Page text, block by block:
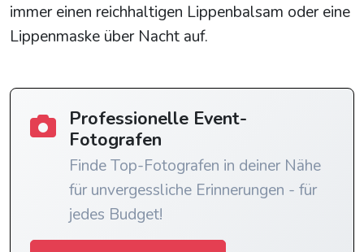
immer einen reichhaltigen Lippenbalsam oder eine
Lippenmaske über Nacht auf.
Professionelle Event-
Fotografen
Finde Top-Fotografen in deiner Nähe
für unvergessliche Erinnerungen - für
jedes Budget!